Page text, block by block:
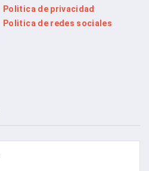
Politica de privacidad
Politica de redes sociales